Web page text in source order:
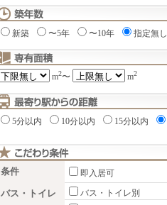
新築 〜5年 〜10年 指定無し
m2〜 m2
5分以内 10分以内 15分以内
条件 即入居可
バス・トイレ バス・トイレ別